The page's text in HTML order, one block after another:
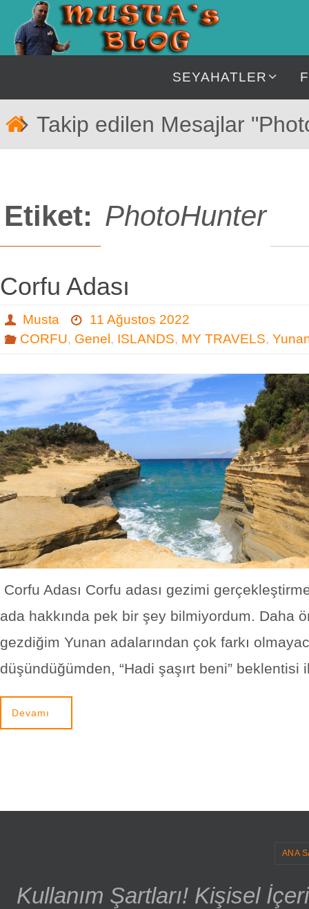
İçeriğe
geç
SEYAHATLER
Takip edilen Mesajlar
Etiket: PhotoHunter
Corfu Adası
Musta
11 Ağustos 2022
CORFU, Genel , ISLANDS, MY TRAVELS,
Corfu Adası Corfu adası gezimi
ada hakkında pek bir şey bilmiyordum. Daha
gezdiğim Yunan adalarından çok farkı
düşündüğümden, “Hadi şaşırt beni”
Devamı
ANA
Kullanım Şartları! Kişisel